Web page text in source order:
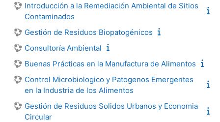
Introducción a la Remediación Ambiental de Sitios
Contaminados
Gestión de Residuos Biopatogénicos
Consultoría Ambiental
Buenas Prácticas en la Manufactura de Alimentos
Control Microbiologico y Patogenos Emergentes
en la Industria de los Alimentos
Gestión de Residuos Solidos Urbanos y Economi­a
Circular